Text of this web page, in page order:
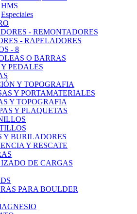
HMS
Especiales
- REMONTADORES
- RAPELADORES
- 8
O BARRAS
PEDALES
Y TOPOGRAFIA
Y PORTAMATERIALES
Y TOPOGRAFIA
Y PLAQUETAS
Y BURILADORES
Y RESCATE
DE CARGAS
PARA BOULDER